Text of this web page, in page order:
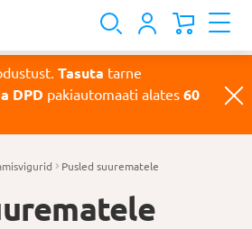
Tasuta tarne
DPD pakiautomaati alates 60
Pusled suurematele